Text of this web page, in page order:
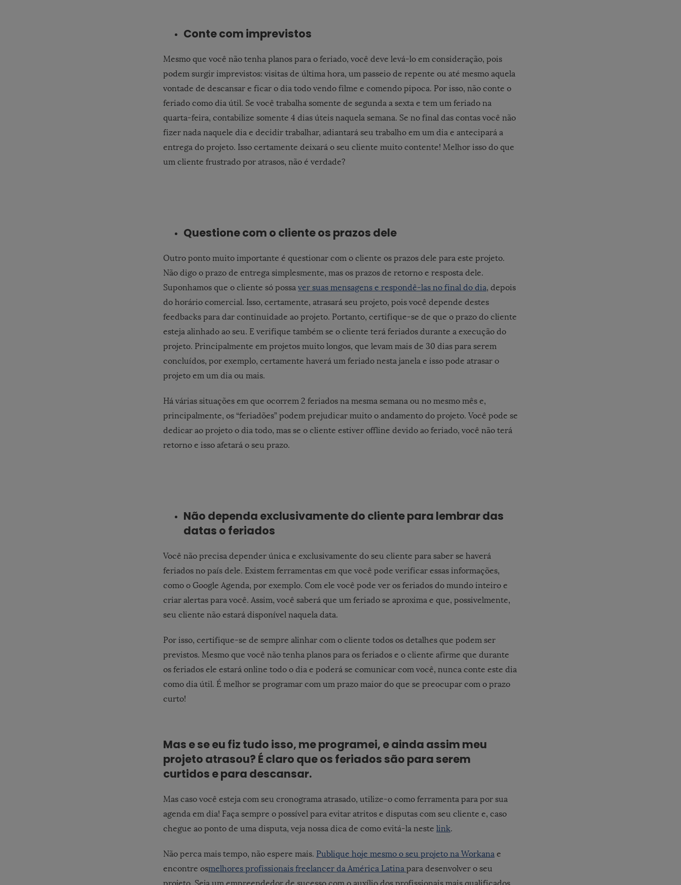
Conte com imprevistos
Mesmo que você não tenha planos para o feriado, você deve levá-lo em consideração, pois
podem surgir imprevistos: visitas de última hora, um passeio de repente ou até mesmo aquela
vontade de descansar e ficar o dia todo vendo filme e comendo pipoca. Por isso, não conte o
feriado como dia útil. Se você trabalha somente de segunda a sexta e tem um feriado na
quarta-feira, contabilize somente 4 dias úteis naquela semana. Se no final das contas você não
fizer nada naquele dia e decidir trabalhar, adiantará seu trabalho em um dia e antecipará a
entrega do projeto. Isso certamente deixará o seu cliente muito contente! Melhor isso do que
um cliente frustrado por atrasos, não é verdade?
Questione com o cliente os prazos dele
Outro ponto muito importante é questionar com o cliente os prazos dele para este projeto.
Não digo o prazo de entrega simplesmente, mas os prazos de retorno e resposta dele.
Suponhamos que o cliente só possa ver suas mensagens e respondê-las no final do dia, depois
do horário comercial. Isso, certamente, atrasará seu projeto, pois você depende destes
feedbacks para dar continuidade ao projeto. Portanto, certifique-se de que o prazo do cliente
esteja alinhado ao seu. E verifique também se o cliente terá feriados durante a execução do
projeto. Principalmente em projetos muito longos, que levam mais de 30 dias para serem
concluídos, por exemplo, certamente haverá um feriado nesta janela e isso pode atrasar o
projeto em um dia ou mais.
Há várias situações em que ocorrem 2 feriados na mesma semana ou no mesmo mês e,
principalmente, os “feriadões” podem prejudicar muito o andamento do projeto. Você pode se
dedicar ao projeto o dia todo, mas se o cliente estiver offline devido ao feriado, você não terá
retorno e isso afetará o seu prazo.
Não dependa exclusivamente do cliente para lembrar das
datas o feriados
Você não precisa depender única e exclusivamente do seu cliente para saber se haverá
feriados no país dele. Existem ferramentas em que você pode verificar essas informações,
como o Google Agenda, por exemplo. Com ele você pode ver os feriados do mundo inteiro e
criar alertas para você. Assim, você saberá que um feriado se aproxima e que, possivelmente,
seu cliente não estará disponível naquela data.
Por isso, certifique-se de sempre alinhar com o cliente todos os detalhes que podem ser
previstos. Mesmo que você não tenha planos para os feriados e o cliente afirme que durante
os feriados ele estará online todo o dia e poderá se comunicar com você, nunca conte este dia
como dia útil. É melhor se programar com um prazo maior do que se preocupar com o prazo
curto!
Mas e se eu fiz tudo isso, me programei, e ainda assim meu
projeto atrasou? É claro que os feriados são para serem
curtidos e para descansar.
Mas caso você esteja com seu cronograma atrasado, utilize-o como ferramenta para por sua
agenda em dia! Faça sempre o possível para evitar atritos e disputas com seu cliente e, caso
chegue ao ponto de uma disputa, veja nossa dica de como evitá-la neste link.
Não perca mais tempo, não espere mais. Publique hoje mesmo o seu projeto na Workana e
encontre osmelhores profissionais freelancer da América Latina para desenvolver o seu